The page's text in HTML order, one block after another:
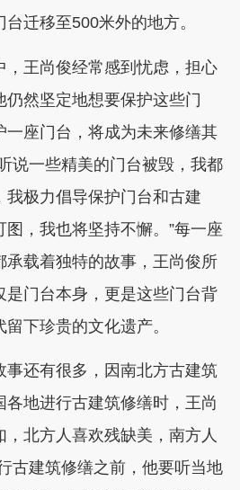
迁移至500米外的地方。
，王尚俊经常感到忧虑，担心
仍然坚定地想要保护这些门
一座门台，将成为未来修缮其
说一些精美的门台被毁，我都
我极力倡导保护门台和古建
，我也将坚持不懈。”每一座
承载着独特的故事，王尚俊所
是门台本身，更是这些门台背
下珍贵的文化遗产。
事还有很多，因南北方古建筑
地进行古建筑修缮时，王尚
北方人喜欢残缺美，南方人
古建筑修缮之前，他要听当地